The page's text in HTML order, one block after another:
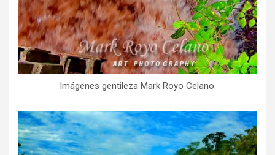
Imágenes gentileza Mark Royo Celano.